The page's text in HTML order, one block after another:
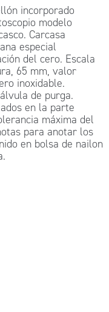
incorporado
modelo
Carcasa
especial
del cero. Escala
65 mm, valor
inoxidable.
de purga.
en la parte
máxima del
para anotar los
en bolsa de nailon